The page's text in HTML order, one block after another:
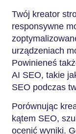
Twój kreator
responsywne
urządzeniach
Powinieneś
AI SEO, takie
SEO podczas
Porównując
kątem SEO,
ocenić wyniki.